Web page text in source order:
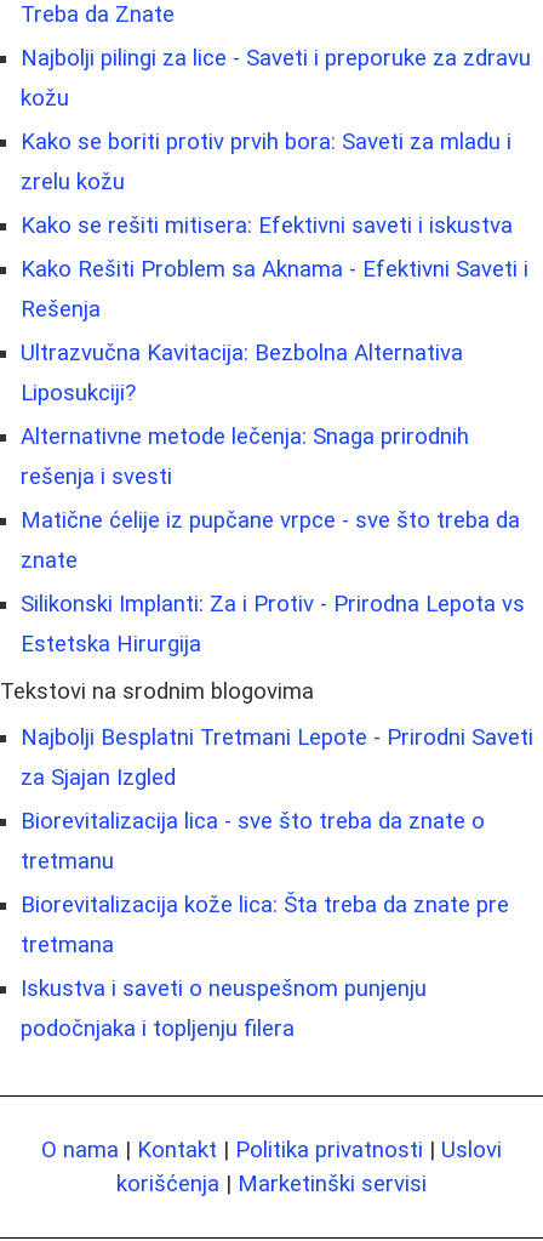
Treba da Znate
Najbolji pilingi za lice - Saveti i preporuke za zdravu
kožu
Kako se boriti protiv prvih bora: Saveti za mladu i
zrelu kožu
Kako se rešiti mitisera: Efektivni saveti i iskustva
Kako Rešiti Problem sa Aknama - Efektivni Saveti i
Rešenja
Ultrazvučna Kavitacija: Bezbolna Alternativa
Liposukciji?
Alternativne metode lečenja: Snaga prirodnih
rešenja i svesti
Matične ćelije iz pupčane vrpce - sve što treba da
znate
Silikonski Implanti: Za i Protiv - Prirodna Lepota vs
Estetska Hirurgija
Tekstovi na srodnim blogovima
Najbolji Besplatni Tretmani Lepote - Prirodni Saveti
za Sjajan Izgled
Biorevitalizacija lica - sve što treba da znate o
tretmanu
Biorevitalizacija kože lica: Šta treba da znate pre
tretmana
Iskustva i saveti o neuspešnom punjenju
podočnjaka i topljenju filera
O nama | Kontakt | Politika privatnosti | Uslovi
korišćenja | Marketinški servisi